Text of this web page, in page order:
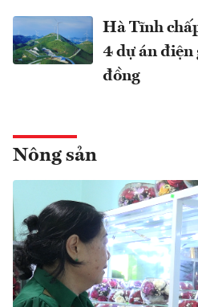
Hà Tĩnh
4 dự án điện
đồng
Nông sản